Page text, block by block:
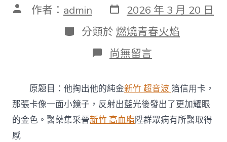
文 作者： admin 發
表
日
期
2026 年 3 月 20 日
分
類
分類於 燃燒青春火焰
在
〈醫
竹
森
和
診
所
尚無留言
原題目：他掏出他的純金新竹 超音波 箔信用卡，
那張卡像一面小鏡子，反射出藍光後發出了更加耀眼
的金色。醫藥集采晉新竹 高血脂陞群眾病有所醫取得
感